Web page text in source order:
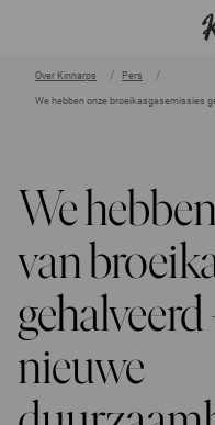
Over Kinnarps Pers
We hebben onze broeikasgasemissies
We
van
nieuwe